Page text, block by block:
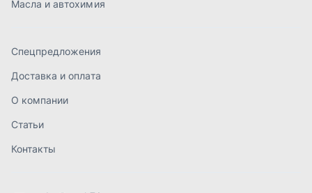
order@mteh74.ru
+7 (904) 945-52-55
г. Златоуст